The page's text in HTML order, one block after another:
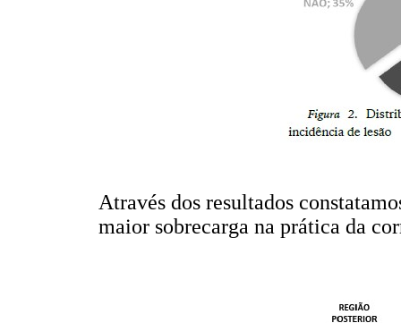
Através dos resultados
maior sobrecarga na prática da